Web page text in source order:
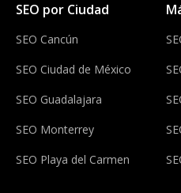
SEO por Ciudad
SEO Cancún
SEO Ciudad de México
SEO Guadalajara
SEO Monterrey
SEO Playa del Carmen